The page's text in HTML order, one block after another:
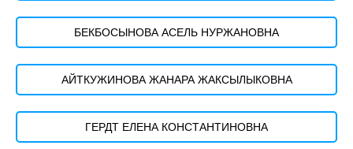
БЕКБОСЫНОВА АСЕЛЬ НУРЖАНОВНА
АЙТКУЖИНОВА ЖАНАРА ЖАКСЫЛЫКОВНА
ГЕРДТ ЕЛЕНА КОНСТАНТИНОВНА